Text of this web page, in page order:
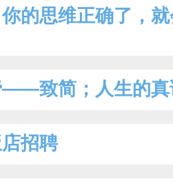
的思维正确了，
——致简；人生的
招聘